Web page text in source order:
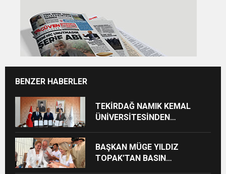
BENZER HABERLER
TEKİRDAĞ NAMIK KEMAL
ÜNİVERSİTESİNDEN
BAŞKAN MÜGE YILDIZ
TOPAK’TAN BASIN